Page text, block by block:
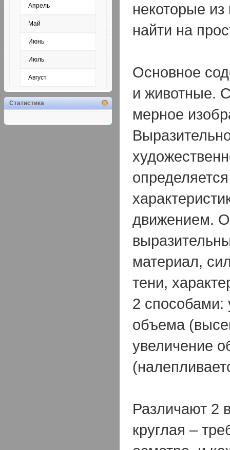
некоторые
найти на
Основное
и животные.
мерное
движением.
материал,
тени,
2
объема
увеличение
Различают 2
круглая –
Апрель
Май
Июнь
Июль
Август
Статистика